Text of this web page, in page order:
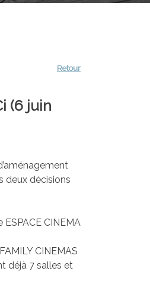
Retour
(6 juin
deux décisions
ESPACE CINEMA
CINEMAS
déjà 7 salles et